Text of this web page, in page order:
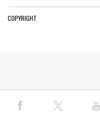
COPYRIGHT
© COPYRIGHT PAP 2026